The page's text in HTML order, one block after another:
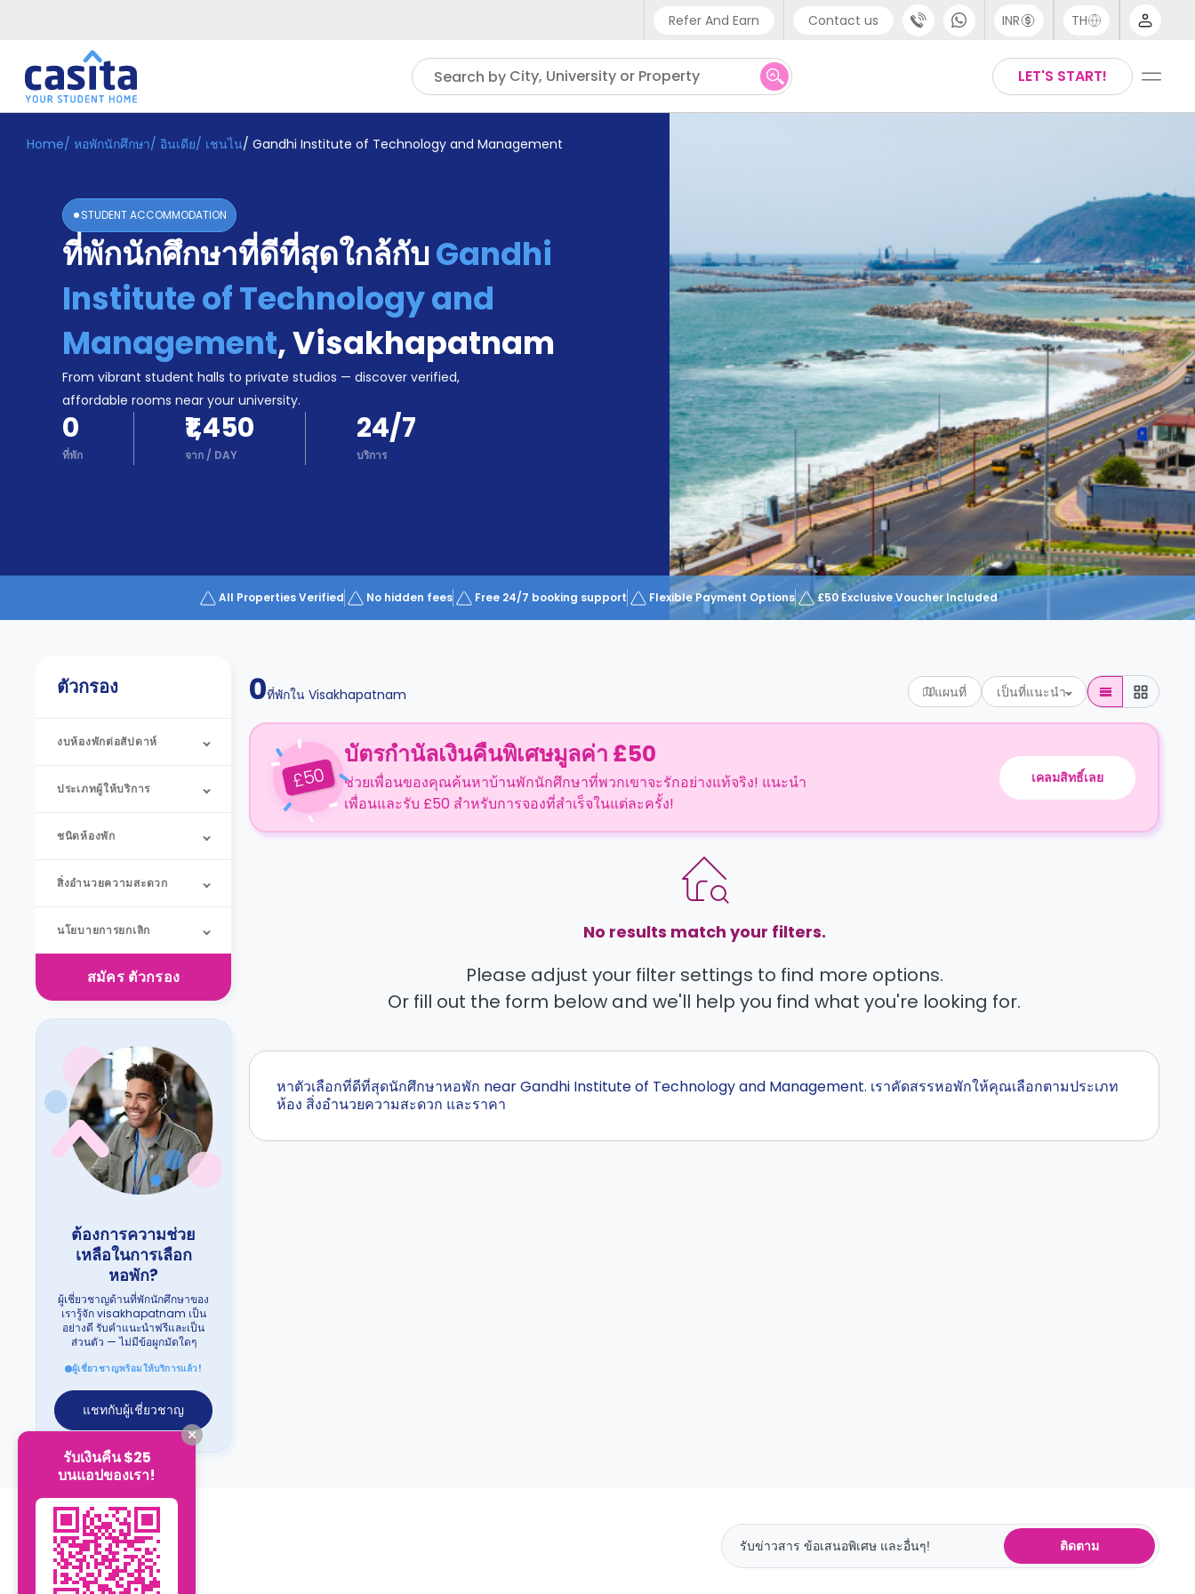
Refer And Earn Contact us
Phone support
UK - +44 (0) 20 3871 8666
INR TH
LET'S START!
Search by City, University or Property
Home TH INR
ระบบ
Booking
Accommodation
Become
Partner
Support
support
Home/ หอพักนักศึกษา/ อินเดีย/ เชนไน/ Gandhi Institute of Technology and Management
STUDENT ACCOMMODATION
ที่พักนักศึกษาที่ดีที่สุดใกล้กับGandhi
Institute of Technology and
Management,Visakhapatnam
From vibrant student halls to private studios — discover verified,
affordable rooms near your university.
0
ที่พัก
₹1,450
จาก / DAY
24/7
บริการ
All Properties Verified No hidden fees Free 24/7 booking support Flexible Payment Options £50 Exclusive Voucher Included
ตัวกรอง
งบห้องพักต่อสัปดาห์
ประเภทผู้ให้บริการ
ชนิดห้องพัก
สิ่งอำนวยความสะดวก
นโยบายการยกเลิก
สมัคร ตัวกรอง
ต้องการความช่วย
เหลือในการเลือก
หอพัก?
ผู้เชี่ยวชาญด้านที่พักนักศึกษาของ
เรารู้จัก visakhapatnam เป็น
อย่างดี รับคำแนะนำฟรีและเป็น
ส่วนตัว — ไม่มีข้อผูกมัดใดๆ
ผู้เชี่ยวชาญพร้อมให้บริการแล้ว!
แชทกับผู้เชี่ยวชาญ
0ที่พักใน Visakhapatnam แผนที่ เป็นที่แนะนำ
£50
บัตรกำนัลเงินคืนพิเศษมูลค่า £50
ช่วยเพื่อนของคุณค้นหาบ้านพักนักศึกษาที่พวกเขาจะรักอย่างแท้จริง! แนะนำ
เพื่อนและรับ £50 สำหรับการจองที่สำเร็จในแต่ละครั้ง!
เคลมสิทธิ์เลย
No results match your filters.
Please adjust your filter settings to find more options.
Or fill out the form below and we'll help you find what you're looking for.
หาตัวเลือกที่ดีที่สุดนักศึกษาหอพัก near Gandhi Institute of Technology and Management. เราคัดสรรหอพักให้คุณเลือกตามประเภท
ห้อง สิ่งอำนวยความสะดวก และราคา
ติดตาม
รับเงินคืน $25
บนแอปของเรา!